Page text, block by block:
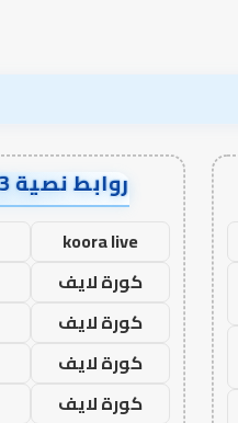
روابط نصية AA4203
koora live
كورة لايف
كورة لايف
كورة لايف
كورة لايف